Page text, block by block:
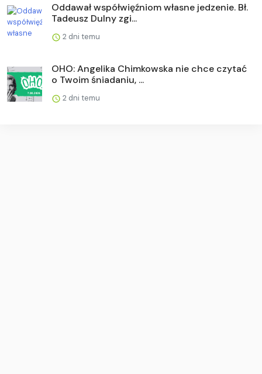
Oddawał współwięźniom własne jedzenie. Bł.
Tadeusz Dulny zgi...
2 dni temu
OHO: Angelika Chimkowska nie chce czytać
o Twoim śniadaniu, ...
2 dni temu